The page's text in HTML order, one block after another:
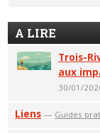
A LIRE
Trois-
aux
30/01/
Liens — Guides